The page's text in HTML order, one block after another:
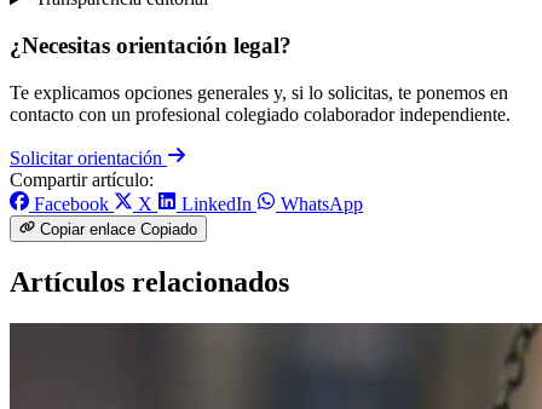
¿Necesitas orientación legal?
Te explicamos opciones generales y, si lo solicitas, te ponemos en
contacto con un profesional colegiado colaborador independiente.
Solicitar orientación
Compartir artículo:
Facebook
X LinkedIn WhatsApp
Copiar enlace Copiado
Artículos relacionados